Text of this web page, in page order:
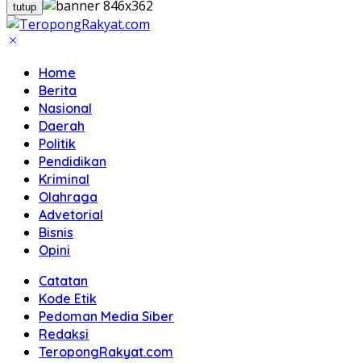
tutup
Home
Berita
Nasional
Daerah
Politik
Pendidikan
Kriminal
Olahraga
Advetorial
Bisnis
Opini
Catatan
Kode Etik
Pedoman Media Siber
Redaksi
TeropongRakyat.com